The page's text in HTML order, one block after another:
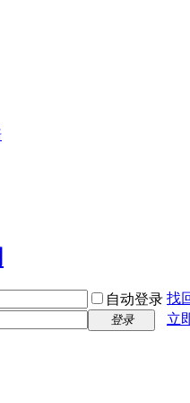
自动登录 找
登录
立